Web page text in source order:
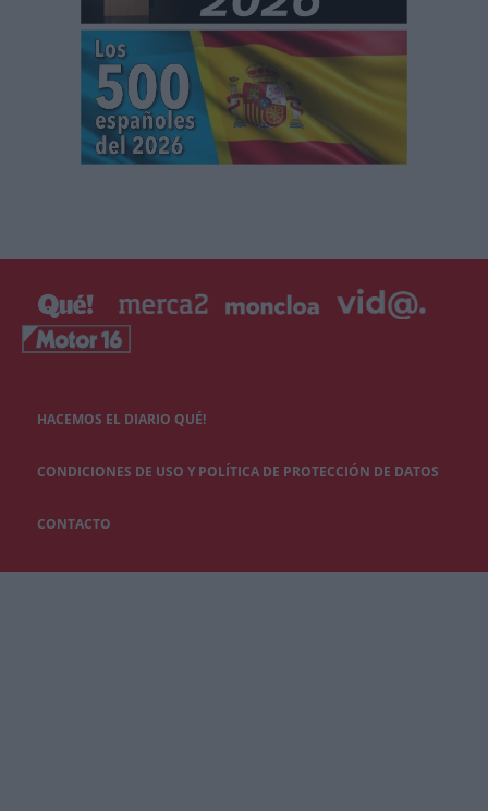
HACEMOS EL DIARIO QUÉ!
CONDICIONES DE USO Y POLÍTICA DE PROTECCIÓN DE DATOS
CONTACTO